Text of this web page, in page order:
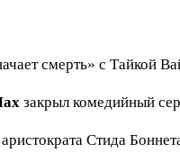
закрыл комедийный
Стида